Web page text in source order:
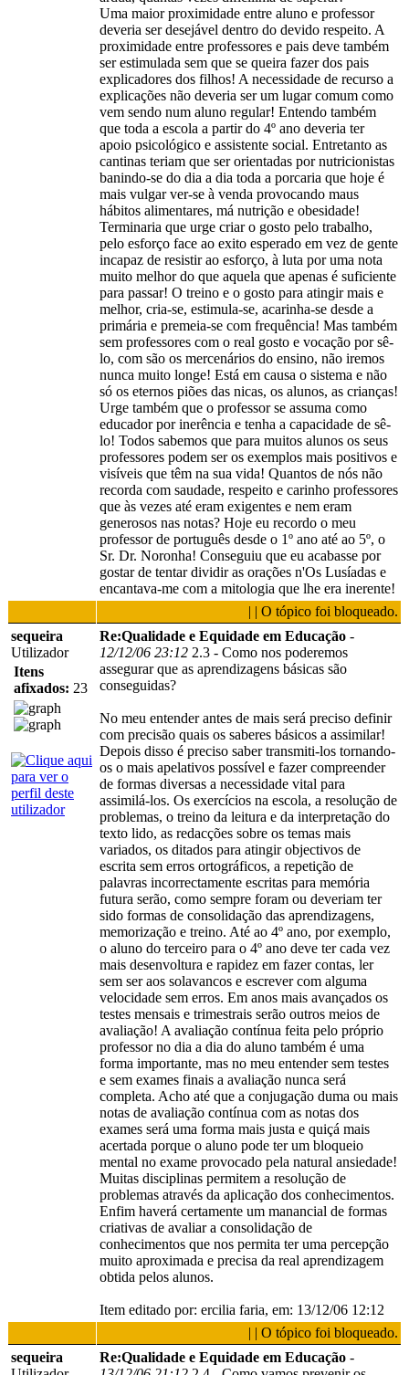
Uma maior proximidade entre aluno e professor
deveria ser desejável dentro do devido respeito. A
proximidade entre professores e pais deve também
ser estimulada sem que se queira fazer dos pais
explicadores dos filhos! A necessidade de recurso a
explicações não deveria ser um lugar comum como
vem sendo num aluno regular! Entendo também
que toda a escola a partir do 4º ano deveria ter
apoio psicológico e assistente social. Entretanto as
cantinas teriam que ser orientadas por nutricionistas
banindo-se do dia a dia toda a porcaria que hoje é
mais vulgar ver-se à venda provocando maus
hábitos alimentares, má nutrição e obesidade!
Terminaria que urge criar o gosto pelo trabalho,
pelo esforço face ao exito esperado em vez de gente
incapaz de resistir ao esforço, à luta por uma nota
muito melhor do que aquela que apenas é suficiente
para passar! O treino e o gosto para atingir mais e
melhor, cria-se, estimula-se, acarinha-se desde a
primária e premeia-se com frequência! Mas também
sem professores com o real gosto e vocação por sê-
lo, com são os mercenários do ensino, não iremos
nunca muito longe! Está em causa o sistema e não
só os eternos piões das nicas, os alunos, as crianças!
Urge também que o professor se assuma como
educador por inerência e tenha a capacidade de sê-
lo! Todos sabemos que para muitos alunos os seus
professores podem ser os exemplos mais positivos e
visíveis que têm na sua vida! Quantos de nós não
recorda com saudade, respeito e carinho professores
que às vezes até eram exigentes e nem eram
generosos nas notas? Hoje eu recordo o meu
professor de português desde o 1º ano até ao 5º, o
Sr. Dr. Noronha! Conseguiu que eu acabasse por
gostar de tentar dividir as orações n'Os Lusíadas e
encantava-me com a mitologia que lhe era inerente!
| | O tópico foi bloqueado.
sequeira
Utilizador
Itens
afixados: 23
Re:Qualidade e Equidade em Educação -
12/12/06 23:12 2.3 - Como nos poderemos
assegurar que as aprendizagens básicas são
conseguidas?
No meu entender antes de mais será preciso definir
com precisão quais os saberes básicos a assimilar!
Depois disso é preciso saber transmiti-los tornando-
os o mais apelativos possível e fazer compreender
de formas diversas a necessidade vital para
assimilá-los. Os exercícios na escola, a resolução de
problemas, o treino da leitura e da interpretação do
texto lido, as redacções sobre os temas mais
variados, os ditados para atingir objectivos de
escrita sem erros ortográficos, a repetição de
palavras incorrectamente escritas para memória
futura serão, como sempre foram ou deveriam ter
sido formas de consolidação das aprendizagens,
memorização e treino. Até ao 4º ano, por exemplo,
o aluno do terceiro para o 4º ano deve ter cada vez
mais desenvoltura e rapidez em fazer contas, ler
sem ser aos solavancos e escrever com alguma
velocidade sem erros. Em anos mais avançados os
testes mensais e trimestrais serão outros meios de
avaliação! A avaliação contínua feita pelo próprio
professor no dia a dia do aluno também é uma
forma importante, mas no meu entender sem testes
e sem exames finais a avaliação nunca será
completa. Acho até que a conjugação duma ou mais
notas de avaliação contínua com as notas dos
exames será uma forma mais justa e quiçá mais
acertada porque o aluno pode ter um bloqueio
mental no exame provocado pela natural ansiedade!
Muitas disciplinas permitem a resolução de
problemas através da aplicação dos conhecimentos.
Enfim haverá certamente um manancial de formas
criativas de avaliar a consolidação de
conhecimentos que nos permita ter uma percepção
muito aproximada e precisa da real aprendizagem
obtida pelos alunos.
Item editado por: ercilia faria, em: 13/12/06 12:12
| | O tópico foi bloqueado.
sequeira
Re:Qualidade e Equidade em Educação -